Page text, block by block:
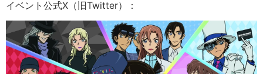
イベント公式X（旧Twitter）：